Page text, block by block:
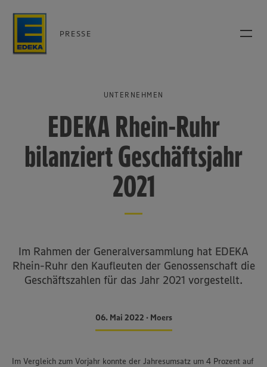
PRESSE
UNTERNEHMEN
EDEKA Rhein-Ruhr
bilanziert Geschäftsjahr
2021
Im Rahmen der Generalversammlung hat EDEKA
Rhein-Ruhr den Kaufleuten der Genossenschaft die
Geschäftszahlen für das Jahr 2021 vorgestellt.
06. Mai 2022 • Moers
Im Vergleich zum Vorjahr konnte der Jahresumsatz um 4 Prozent auf